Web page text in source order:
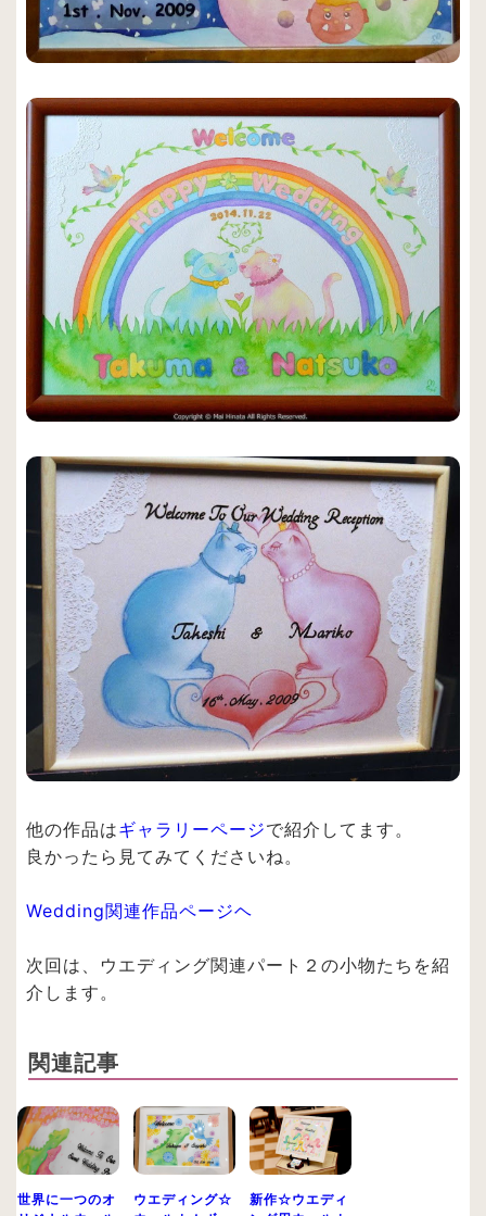
他の作品はギャラリーページで紹介してます。
良かったら見てみてくださいね。
Wedding関連作品ページヘ
次回は、ウエディング関連パート２の小物たちを紹
介します。
関連記事
世界に一つのオ
ウエディング☆
新作☆ウエディ